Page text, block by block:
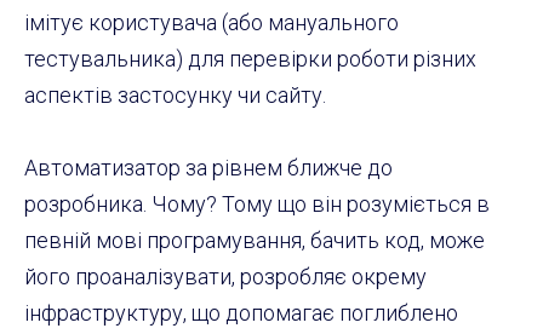
імітує користувача (або мануального
тестувальника) для перевірки роботи різних
аспектів застосунку чи сайту.
Автоматизатор за рівнем ближче до
розробника. Чому? Тому що він розуміється в
певній мові програмування, бачить код, може
його проаналізувати, розробляє окрему
інфраструктуру, що допомагає поглиблено